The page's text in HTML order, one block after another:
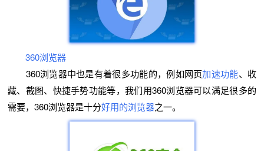
360浏览器
360浏览器中也是有着很多功能的，例如网页加速功能、收
藏、截图、快捷手势功能等，我们用360浏览器可以满足很多的
需要，360浏览器是十分好用的浏览器之一。